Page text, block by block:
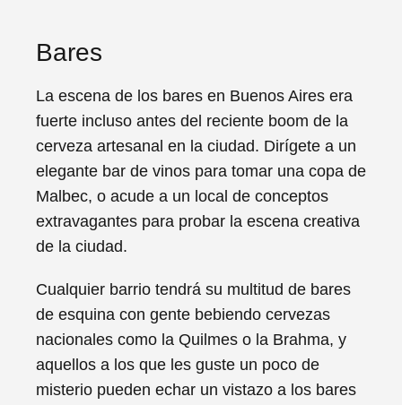
Bares
La escena de los bares en Buenos Aires era
fuerte incluso antes del reciente boom de la
cerveza artesanal en la ciudad. Dirígete a un
elegante bar de vinos para tomar una copa de
Malbec, o acude a un local de conceptos
extravagantes para probar la escena creativa
de la ciudad.
Cualquier barrio tendrá su multitud de bares
de esquina con gente bebiendo cervezas
nacionales como la Quilmes o la Brahma, y
aquellos a los que les guste un poco de
misterio pueden echar un vistazo a los bares